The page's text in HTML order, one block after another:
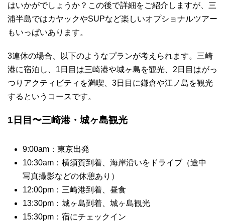
はいかがでしょうか？この後で詳細をご紹介しますが、三
浦半島ではカヤックやSUPなど楽しいオプショナルツアー
もいっぱいあります。
3連休の場合、以下のようなプランが考えられます。三崎
港に宿泊し、1日目は三崎港や城ヶ島を観光、2日目はがっ
つりアクティビティを満喫、3日目に鎌倉や江ノ島を観光
するというコースです。
1日目〜三崎港・城ヶ島観光
9:00am：東京出発
10:30am：横須賀到着、海岸沿いをドライブ（途中
写真撮影などの休憩あり）
12:00pm：三崎港到着、昼食
13:30pm：城ヶ島到着、城ヶ島観光
15:30pm：宿にチェックイン